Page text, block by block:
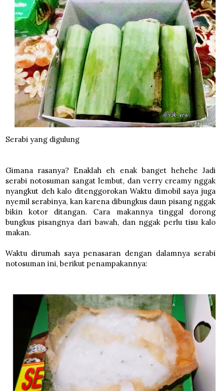
Serabi yang digulung
Gimana rasanya? Enaklah eh enak banget hehehe Jadi
serabi notosuman sangat lembut, dan verry creamy nggak
nyangkut deh kalo ditenggorokan Waktu dimobil saya juga
nyemil serabinya, kan karena dibungkus daun pisang nggak
bikin kotor ditangan. Cara makannya tinggal dorong
bungkus pisangnya dari bawah, dan nggak perlu tisu kalo
makan.
Waktu dirumah saya penasaran dengan dalamnya serabi
notosuman ini, berikut penampakannya: